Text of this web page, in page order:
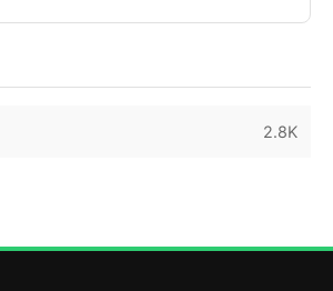
2.8K